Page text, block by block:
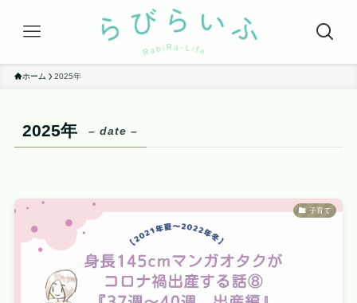
ホーム 2025年
2025年 – date –
子育て